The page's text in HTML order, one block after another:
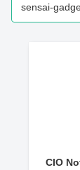
sensai-
CIO